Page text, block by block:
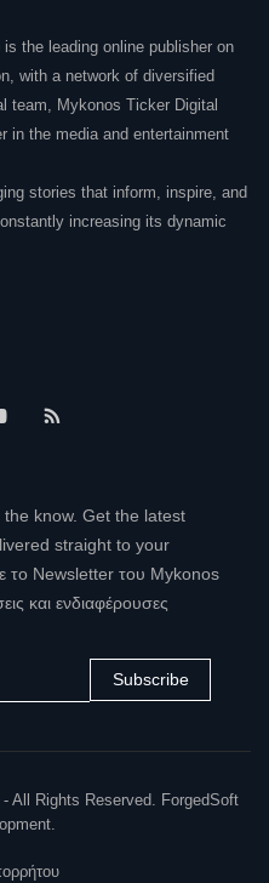
the leading online publisher on
with a network of diversified
team, Mykonos Ticker Digital
in the media and entertainment
stories that inform, inspire, and
increasing its dynamic
know. Get the latest
straight to your
το Newsletter του Mykonos
και ενδιαφέρουσες
Subscribe
All Rights Reserved. ForgedSoft